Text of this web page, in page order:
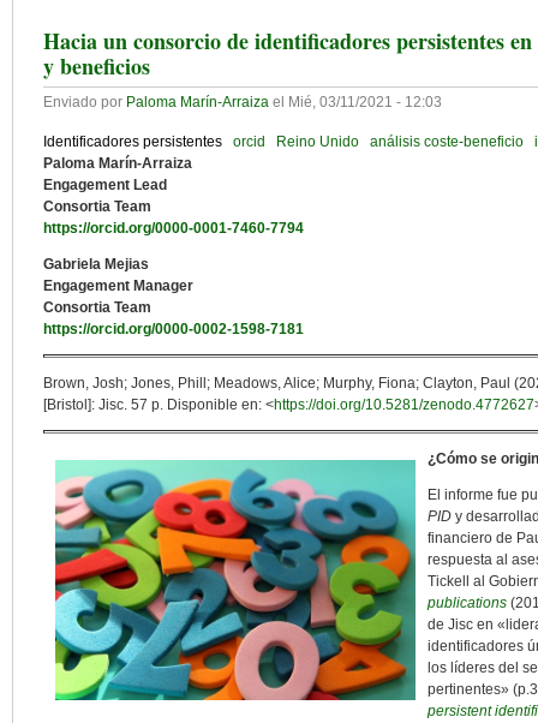
Hacia un consorcio de identificadores persistentes
y beneficios
Enviado por Paloma Marín-Arraiza el Mié, 03/11/2021 - 12:03
Identificadores persistentes orcid Reino Unido análisis coste-beneficio
Paloma Marín-Arraiza
Engagement Lead
Consortia Team
https://orcid.org/0000-0001-7460-7794
Gabriela Mejias
Engagement Manager
Consortia Team
https://orcid.org/0000-0002-1598-7181
Brown, Josh; Jones, Phill; Meadows, Alice; Murphy, Fiona; Clayton, Paul
[Bristol]: Jisc. 57 p. Disponible en: <https://doi.org/10.5281/zenodo.4772627
¿Cómo se
El informe fue
PID y
financiero de
respuesta al
Tickell al
publications
de Jisc en
identificadores
los líderes del
pertinentes»
persistent